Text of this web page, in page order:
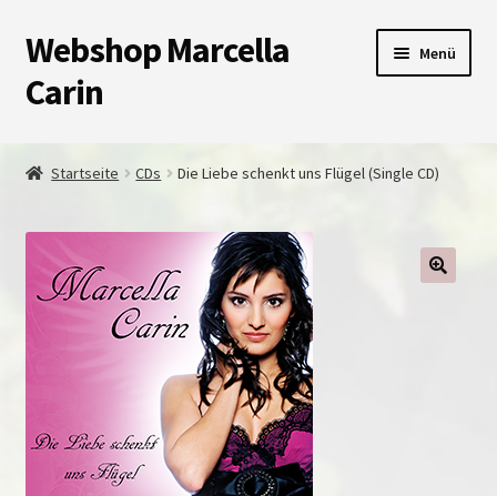
Zur
Navigation
springen
Zum
Inhalt
springen
Webshop Marcella
Carin
Menü
Kasse
Impressum
Startseite CDs Die Liebe schenkt uns Flügel (Single CD)